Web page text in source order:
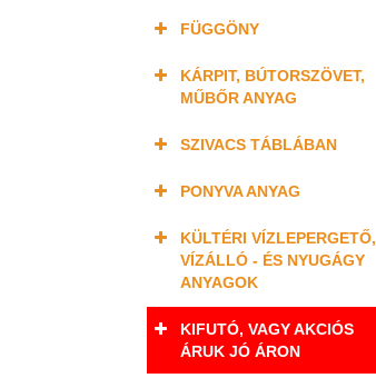
FÜGGÖNY
KÁRPIT, BÚTORSZÖVET,
MŰBŐR ANYAG
SZIVACS TÁBLÁBAN
PONYVA ANYAG
KÜLTÉRI VÍZLEPERGETŐ,
VÍZÁLLÓ - ÉS NYUGÁGY
ANYAGOK
KIFUTÓ, VAGY AKCIÓS
ÁRUK JÓ ÁRON